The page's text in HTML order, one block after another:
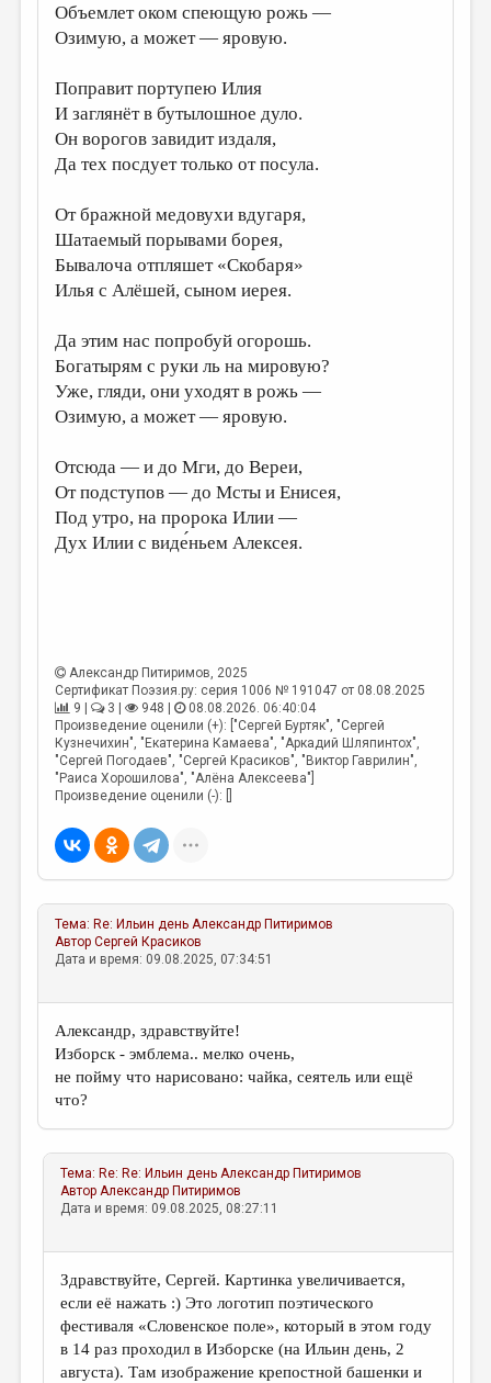
ДЕТСКАЯ КОМНАТА
ОБЗОР ЛИТЕРАТУРЫ
СТРАНИЦЫ ПАМЯТИ
ОБЪЯВЛЕНИЯ
КОЛОНКА РЕДАКТОРА
РЕДКОЛЛЕГИЯ
ОТ РЕДАКЦИИ
МАЛАЯ ПРОЗА
ЭССЕИСТИКА
ЛИТЕРАТУРОВЕДЕНИЕ
ПУБЛИЦИСТИКА
РЕЦЕНЗИРОВАНИЕ
ВКОНТАКТЕ
Объемлет оком спеющую рожь —
Озимую, а может — яровую.
Поправит портупею Илия
И заглянёт в бутылошное дуло.
Он ворогов завидит издаля,
Да тех посдует только от посула.
От бражной медовухи вдугаря,
Шатаемый порывами борея,
Бывалоча отпляшет «Скобаря»
Илья с Алёшей, сыном иерея.
Да этим нас попробуй огорошь.
Богатырям с руки ль на мировую?
Уже, гляди, они уходят в рожь —
Озимую, а может — яровую.
Отсюда — и до Мги, до Вереи,
От подступов — до Мсты и Енисея,
Под утро, на пророка Илии —
Дух Илии с виде́ньем Алексея.
Александр Питиримов, 2025
Сертификат Поэзия.ру: серия 1006 № 191047 от 08.08.2025
9 |
3 | 948 |
08.08.2026. 06:40:04
Произведение оценили (+): ["Сергей Буртяк", "Сергей
Кузнечихин", "Екатерина Камаева", "Аркадий Шляпинтох",
"Сергей Погодаев", "Сергей Красиков", "Виктор Гаврилин",
"Раиса Хорошилова", "Алёна Алексеева"]
Произведение оценили (-): []
Тема: Re: Ильин день Александр Питиримов
АвторСергей Красиков
Дата и время: 09.08.2025, 07:34:51
Александр, здравствуйте!
Изборск - эмблема.. мелко очень,
не пойму что нарисовано: чайка, сеятель или ещё
что?
Тема: Re: Re: Ильин день Александр Питиримов
АвторАлександр Питиримов
Дата и время: 09.08.2025, 08:27:11
Здравствуйте, Сергей. Картинка увеличивается,
если её нажать :) Это логотип поэтического
фестиваля «Словенское поле», который в этом году
в 14 раз проходил в Изборске (на Ильин день, 2
августа). Там изображение крепостной башенки и